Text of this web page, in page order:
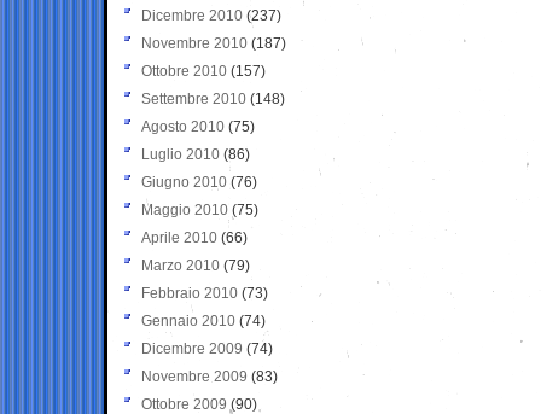
Dicembre 2010 (237)
Novembre 2010 (187)
Ottobre 2010 (157)
Settembre 2010 (148)
Agosto 2010 (75)
Luglio 2010 (86)
Giugno 2010 (76)
Maggio 2010 (75)
Aprile 2010 (66)
Marzo 2010 (79)
Febbraio 2010 (73)
Gennaio 2010 (74)
Dicembre 2009 (74)
Novembre 2009 (83)
Ottobre 2009 (90)